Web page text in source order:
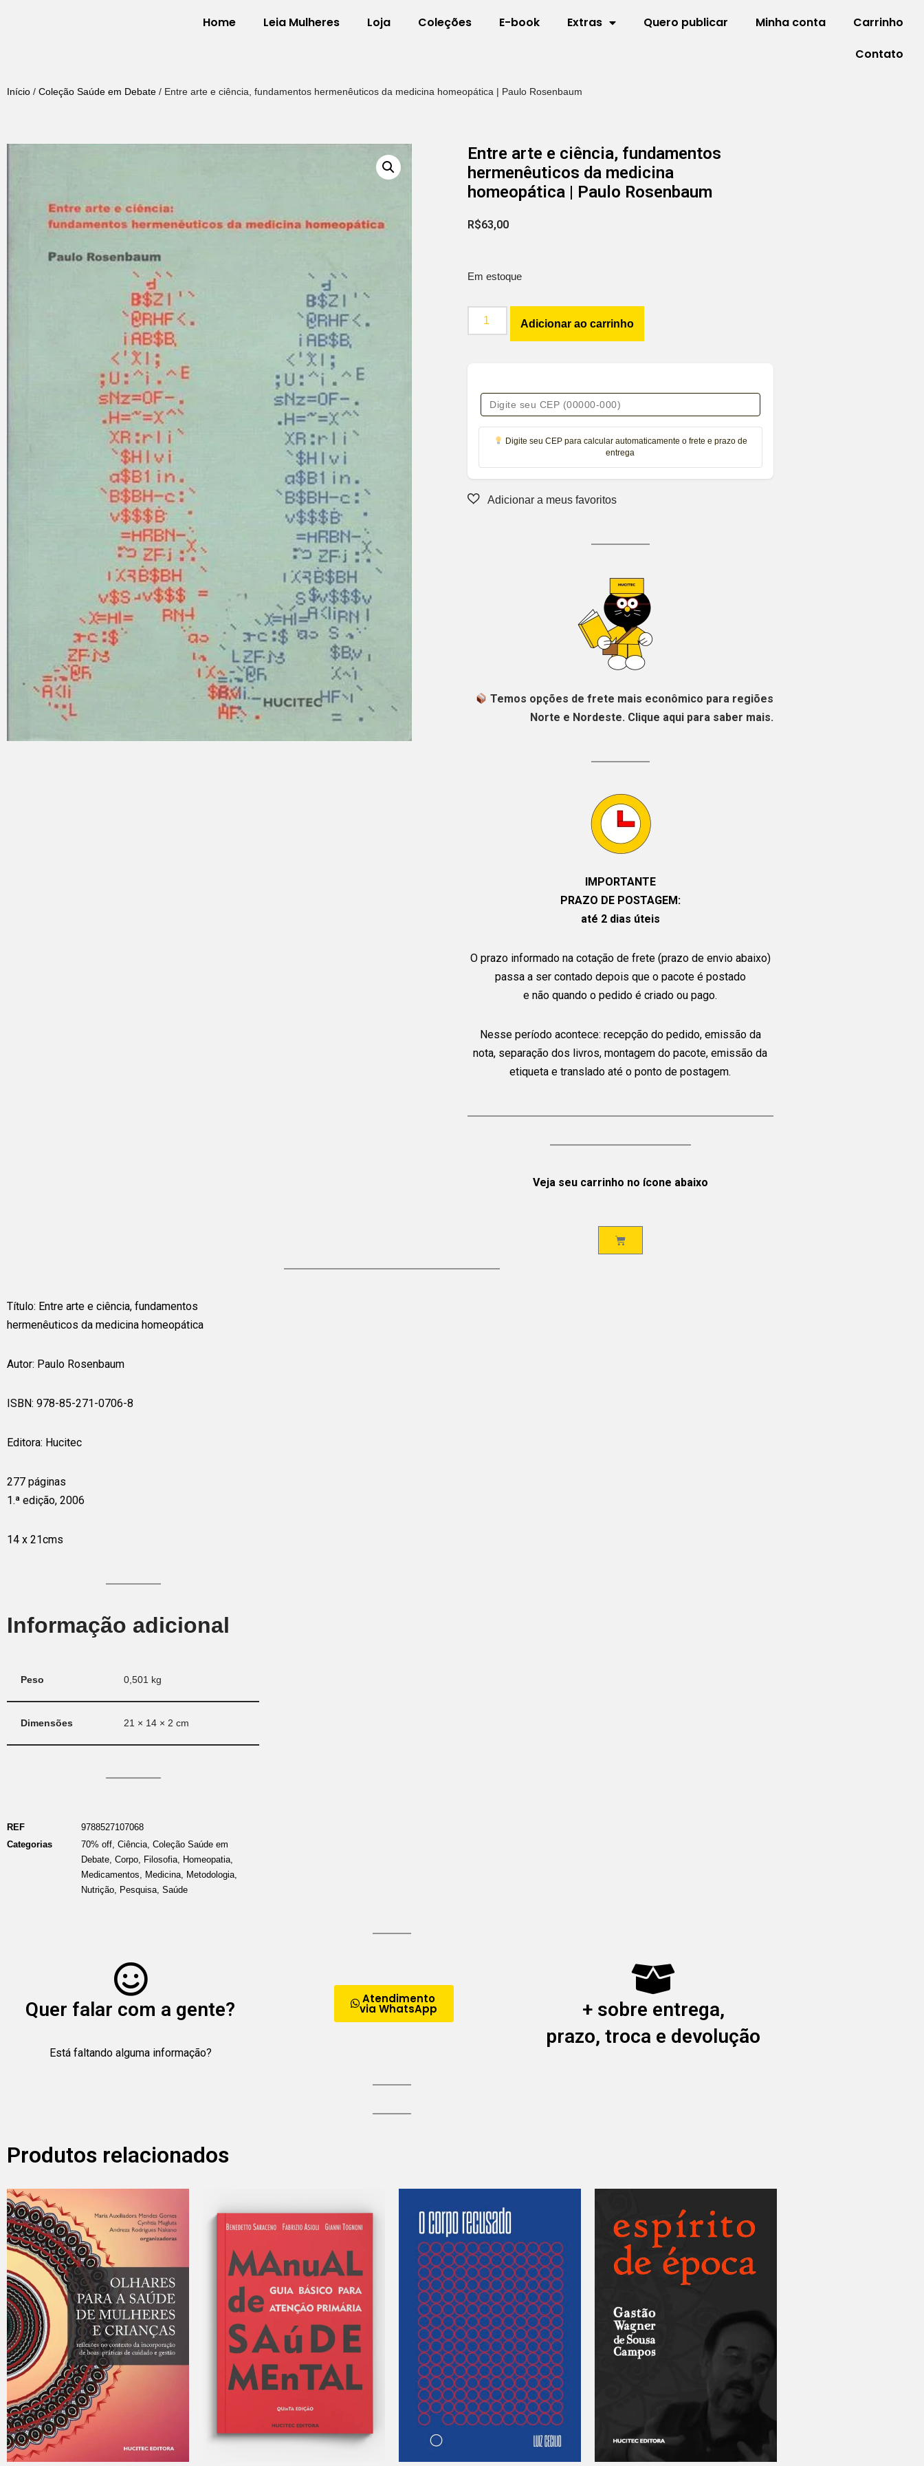
conteúdo
Home Leia Mulheres Loja Coleções E-book Extras Quero publicar Minha conta
Carrinho
Contato
Início / Coleção Saúde em Debate / Entre arte e ciência, fundamentos hermenêuticos da medicina homeopática | Paulo Rosenbaum
Entre arte e ciência, fundamentos
hermenêuticos da medicina
homeopática | Paulo Rosenbaum
R$63,00
Em estoque
Adicionar ao carrinho
Digite seu CEP para calcular automaticamente o frete e prazo de
entrega
Temos opções de frete mais econômico para regiões
Norte e Nordeste. Clique aqui para saber mais.
IMPORTANTE
PRAZO DE POSTAGEM:
até 2 dias úteis
O prazo informado na cotação de frete (prazo de envio abaixo)
passa a ser contado depois que o pacote é postado
e não quando o pedido é criado ou pago.
Nesse período acontece: recepção do pedido, emissão da
nota, separação dos livros, montagem do pacote, emissão da
etiqueta e translado até o ponto de postagem.
Veja seu carrinho no ícone abaixo
Título: Entre arte e ciência, fundamentos
hermenêuticos da medicina homeopática
Autor: Paulo Rosenbaum
ISBN: 978-85-271-0706-8
Editora: Hucitec
277 páginas
1.ª edição, 2006
14 x 21cms
Informação adicional
Peso 0,501 kg
Dimensões 21 × 14 × 2 cm
REF
9788527107068
Categorias
70% off Ciência Coleção Saúde em
Debate Corpo Filosofia Homeopatia
Medicamentos
Medicina Metodologia
Nutrição
Pesquisa Saúde
Quer falar com a gente?
Está faltando alguma informação?
Atendimento
via WhatsApp
+ sobre entrega,
prazo, troca e devolução
Produtos relacionados